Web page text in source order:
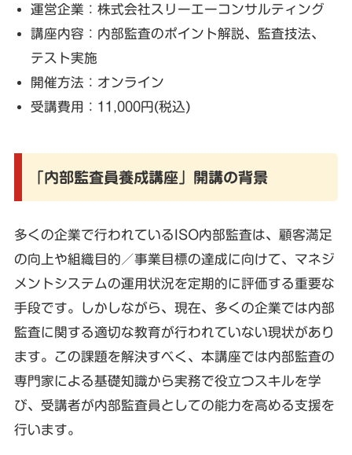
運営企業：株式会社スリーエーコンサルティング
講座内容：内部監査のポイント解説、監査技法、
テスト実施
開催方法：オンライン
受講費用：11,000円(税込)
「内部監査員養成講座」開講の背景
多くの企業で行われているISO内部監査は、顧客満足
の向上や組織目的／事業目標の達成に向けて、マネジ
メントシステムの運用状況を定期的に評価する重要な
手段です。しかしながら、現在、多くの企業では内部
監査に関する適切な教育が行われていない現状があり
ます。この課題を解決すべく、本講座では内部監査の
専門家による基礎知識から実務で役立つスキルを学
び、受講者が内部監査員としての能力を高める支援を
行います。